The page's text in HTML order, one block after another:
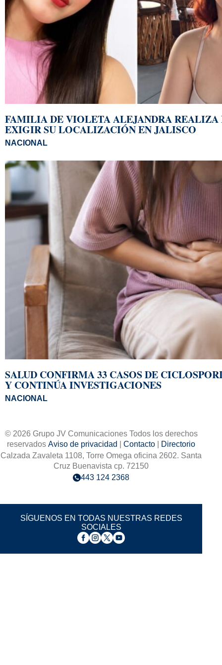
FAMILIA DE VIOLETA ALEJANDRA REALIZA
EXIGIR SU LOCALIZACIÓN EN JALISCO
NACIONAL
SALUD CONFIRMA 33 CASOS DE
Y CONTINÚA INVESTIGACIONES
NACIONAL
© 2026 Grupo JV Comunicaciones Todos los derechos
reservados Aviso de privacidad Contacto
Directorio
Calzada Zavaleta 1108, Torre Omega oficina 2602. Santa
Cruz Buenavista cp. 72150
443 124 2368
SÍGUENOS EN TODAS NUESTRAS REDES
SOCIALES